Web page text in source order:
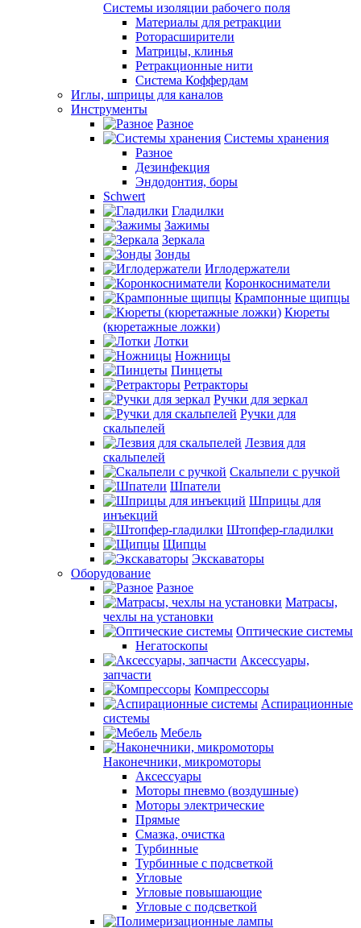
Системы изоляции рабочего поля
Материалы для ретракции
Роторасширители
Матрицы, клинья
Ретракционные нити
Система Коффердам
Иглы, шприцы для каналов
Инструменты
Разное
Системы хранения
Разное
Дезинфекция
Эндодонтия, боры
Schwert
Гладилки
Зажимы
Зеркала
Зонды
Иглодержатели
Коронкосниматели
Крампонные щипцы
Кюреты
(кюретажные ложки)
Лотки
Ножницы
Пинцеты
Ретракторы
Ручки для зеркал
Ручки для
скальпелей
Лезвия для
скальпелей
Скальпели с ручкой
Шпатели
Шприцы для
инъекций
Штопфер-гладилки
Щипцы
Экскаваторы
Оборудование
Разное
Матрасы,
чехлы на установки
Оптические системы
Негатоскопы
Аксессуары,
запчасти
Компрессоры
Аспирационные
системы
Мебель
Наконечники, микромоторы
Аксессуары
Моторы пневмо (воздушные)
Моторы электрические
Прямые
Смазка, очистка
Турбинные
Турбинные с подсветкой
Угловые
Угловые повышающие
Угловые с подсветкой